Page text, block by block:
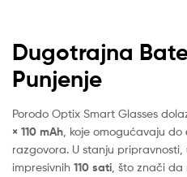
Dugotrajna
Punjenje
Porodo Optix Smart Glasses
× 110 mAh , koje omogućavaju do
razgovora. U stanju
impresivnih 110 sati , što znači